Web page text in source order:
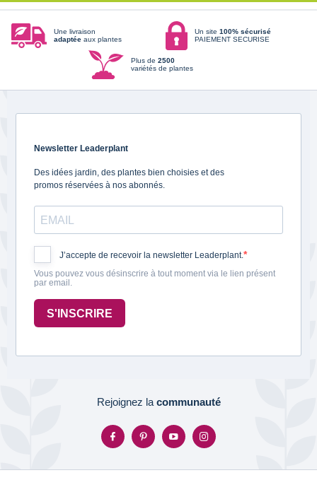
Une livraison
adaptée aux plantes
Un site 100% sécurisé
PAIEMENT SECURISE
Plus de 2500
variétés de plantes
Newsletter Leaderplant
Des idées jardin, des plantes bien choisies et des
promos réservées à nos abonnés.
J’accepte de recevoir la newsletter Leaderplant.
Vous pouvez vous désinscrire à tout moment via le lien présent
par email.
S'INSCRIRE
Rejoignez la communauté